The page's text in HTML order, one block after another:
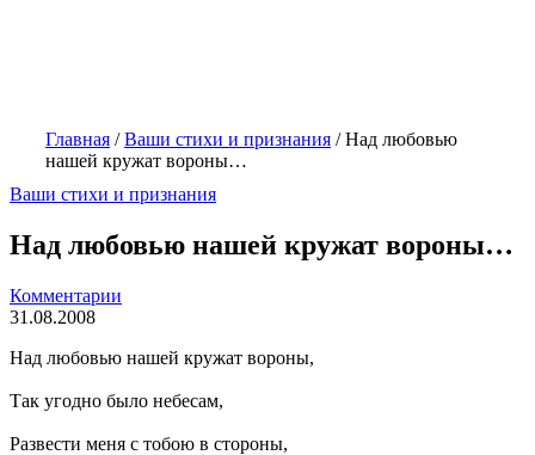
Главная /Ваши стихи и признания /Над любовью
нашей кружат вороны…
Ваши стихи и признания
Над любовью нашей кружат вороны…
Комментарии
31.08.2008
Над любовью нашей кружат вороны,
Так угодно было небесам,
Развести меня с тобою в стороны,